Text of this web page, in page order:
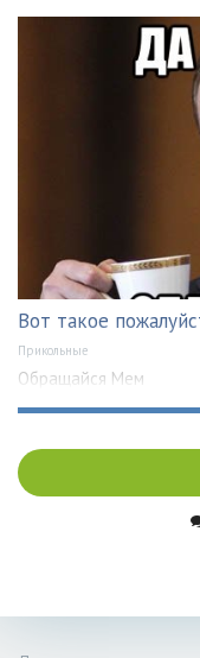
Вот такое
Прикольные
Обращайся Мем